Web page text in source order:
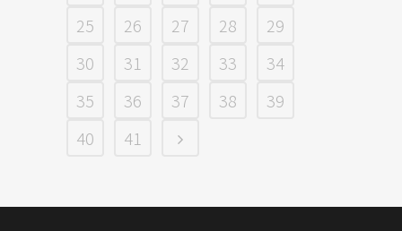
25
26 27 28
29
30
31 32 33
34
35
36 37 38
39
40
41